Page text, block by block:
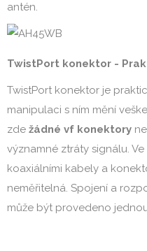
antén.
TwistPort konektor -
TwistPort konektor je
manipulaci s ním mění
zde žádné vf konektory
významné ztráty signálu.
koaxiálními kabely a
neměřitelná. Spojení a
může být provedeno